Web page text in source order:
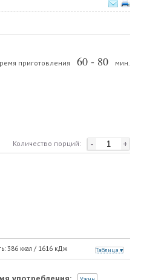
приготовления 60 - 80 мин.
- +
Количество порций:
Таблица
386ккал / 1616кДж